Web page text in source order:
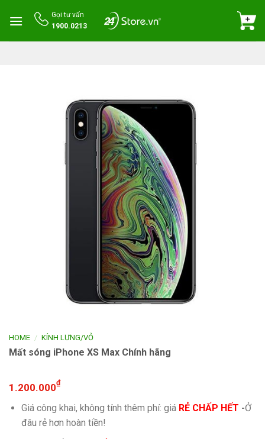
Gọi tư vấn
1900.0213
HOME / KÍNH LƯNG/VỎ
Mất sóng iPhone XS Max Chính hãng
1.200.000₫
Giá công khai, không tính thêm phí: giá RẺ CHẤP HẾT -Ở
đâu rẻ hơn hoàn tiền!